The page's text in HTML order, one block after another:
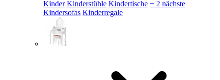
Kinder Kinderstühle Kindertische + 2 nächste
Kindersofas Kinderregale